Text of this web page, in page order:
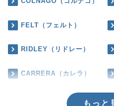
FELT（フェルト）
RIDLEY（リドレー）
CARRERA（カレラ）
もっと